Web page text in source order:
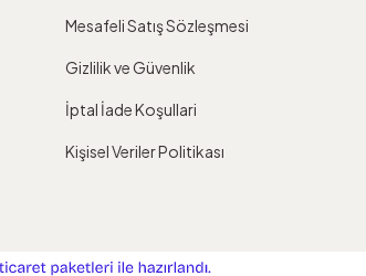
Mesafeli Satış Sözleşmesi
Gizlilik ve Güvenlik
İptal İade Koşullari
Kişisel Veriler Politikası
e-